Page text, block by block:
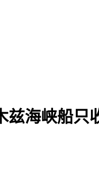
兹海峡船只